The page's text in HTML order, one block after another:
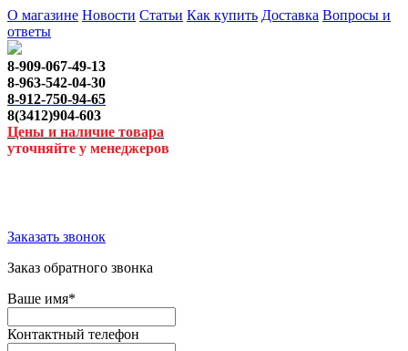
О магазине Новости Статьи Как купить Доставка Вопросы и
ответы
8-909-067-49-13
8-963-542-04-30
8-912-750-94-65
8(3412)904-603
Цены и наличие товара
уточняйте у менеджеров
Заказать звонок
Заказ обратного звонка
Ваше имя*
Контактный телефон